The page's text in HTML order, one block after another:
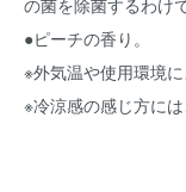
の菌を除菌するわけ
●ピーチの香り。
※外気温や使用環境
※冷涼感の感じ方には